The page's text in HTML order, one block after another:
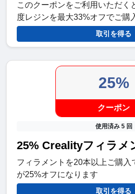
このクーポンをご利用いただく
度レジンを最大33%オフでご購
取引を得る
25%
クーポン
使用済み 5 回
25% Crealityフィラメ
フィラメントを20本以上ご購入
が25%オフになります
取引を得る